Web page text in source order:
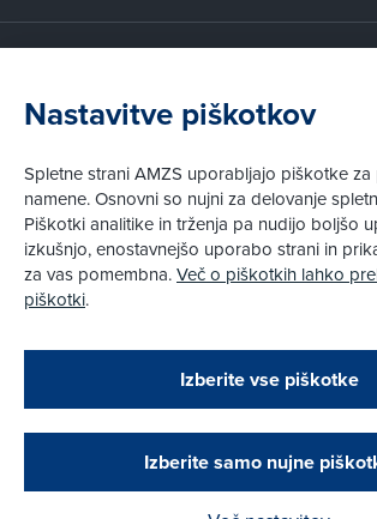
Podarjamo vam 10 €!
Obstoječi in novi AMZS člani,
opravili registracijo vozila,
vrednostno darilno kartico z
Postanite član AMZS
Zakaj (p)ostati član?
Kako vam pomagamo
Pravni vidiki
Piškotki
Pravno obvestilo
Pri spletni včlanitvi so podprta naslednja plačilna
Nastavitve piškotkov
Spletne strani AMZS uporabljajo piškotke
namene. Osnovni so nujni za delovanje
Piškotki analitike in trženja pa nudijo boljšo
izkušnjo, enostavnejšo uporabo strani in
za vas pomembna.Več o piškotkih lahko
piškotki.
Izberite vse piškotke
Izberite samo nujne